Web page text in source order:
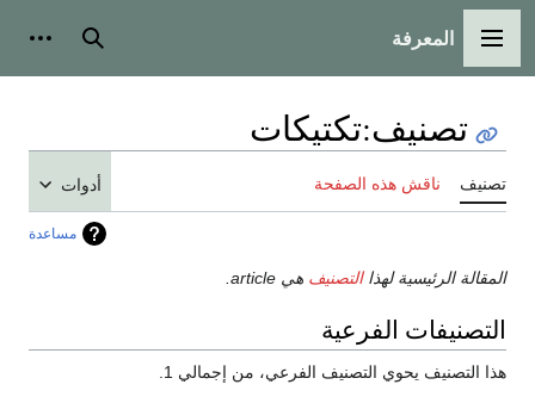
القائمة الرئيسية
المعرفة بحث
تصنيف:تكتيكات
تصنيف ناقش هذه الصفحة أدوات
مساعدة
المقالة الرئيسية لهذاالتصنيف هي article.
التصنيفات الفرعية
هذا التصنيف يحوي التصنيف الفرعي، من إجمالي 1.